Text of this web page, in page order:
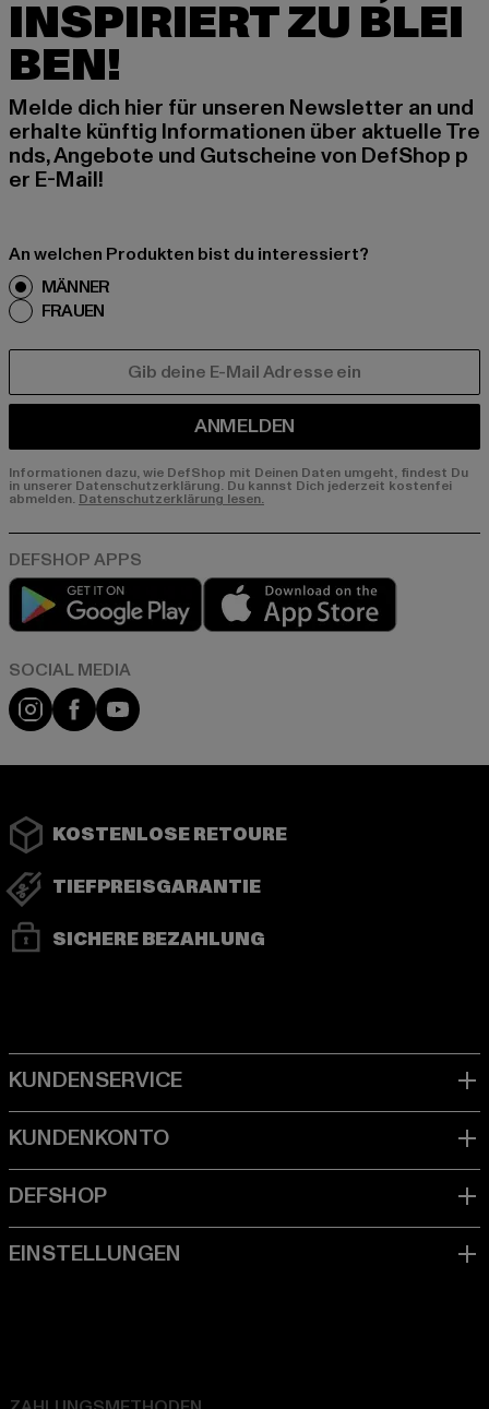
INSPIRIERT ZU BLEI
BEN!
Melde dich hier für unseren Newsletter an und
erhalte künftig Informationen über aktuelle Tre
nds, Angebote und Gutscheine von DefShop p
er E-Mail!
An welchen Produkten bist du interessiert?
MÄNNER
FRAUEN
ANMELDEN
Informationen dazu, wie DefShop mit Deinen Daten umgeht, findest Du
in unserer Datenschutzerklärung. Du kannst Dich jederzeit kostenfei
abmelden. Datenschutzerklärung lesen.
Play market
Instagram
FacebookYouTube
KOSTENLOSE RETOURE
TIEFPREISGARANTIE
SICHERE BEZAHLUNG